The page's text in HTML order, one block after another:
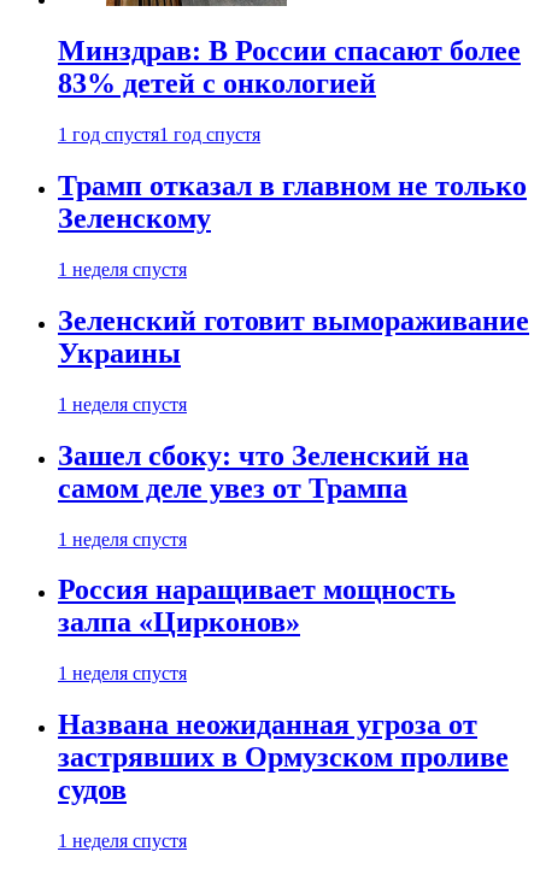
Минздрав: В России спасают более
83% детей с онкологией
1 год спустя1 год спустя
Трамп отказал в главном не только
Зеленскому
1 неделя спустя
Зеленский готовит вымораживание
Украины
1 неделя спустя
Зашел сбоку: что Зеленский на
самом деле увез от Трампа
1 неделя спустя
Россия наращивает мощность
залпа «Цирконов»
1 неделя спустя
Названа неожиданная угроза от
застрявших в Ормузском проливе
судов
1 неделя спустя